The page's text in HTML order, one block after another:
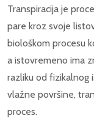
Transpiracija je
pare kroz svoje
biološkom procesu
a istovremeno ima
razliku od fizikalnog
vlažne površine,
proces.